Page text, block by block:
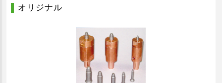
ビジネスパートナー企業募集
オリジナル